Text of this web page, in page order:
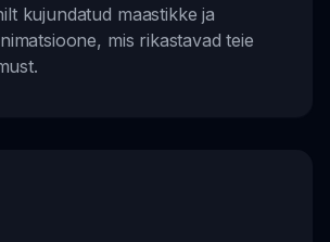
kujundatud maastikke ja
mis rikastavad teie